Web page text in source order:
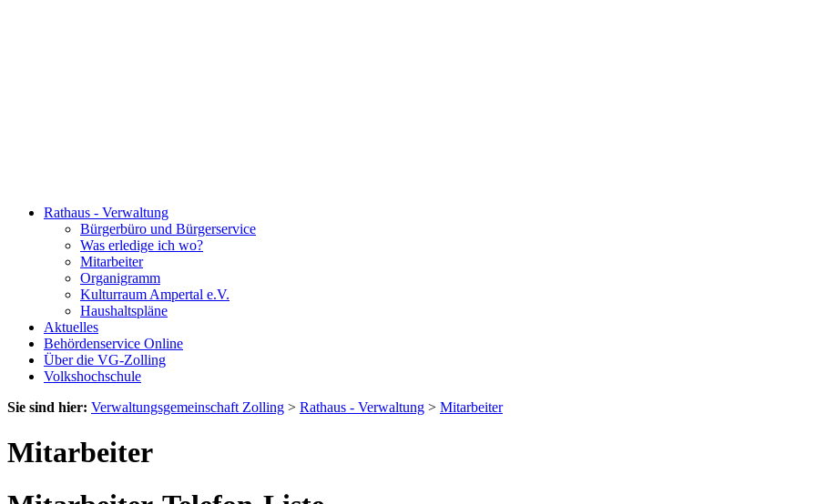
Rathaus - Verwaltung
Bürgerbüro und Bürgerservice
Was erledige ich wo?
Mitarbeiter
Organigramm
Kulturraum Ampertal e.V.
Haushaltspläne
Aktuelles
Behördenservice Online
Über die VG-Zolling
Volkshochschule
Sie sind hier: Verwaltungsgemeinschaft Zolling > Rathaus - Verwaltung > Mitarbeiter
Mitarbeiter